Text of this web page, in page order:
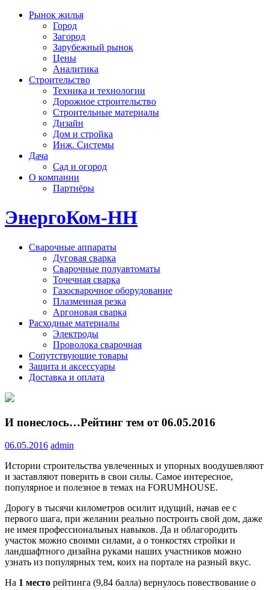
Рынок жилья
Город
Загород
Зарубежный рынок
Цены
Аналитика
Строительство
Техника и технологии
Дорожное строительство
Строительные материалы
Дизайн
Дом и стройка
Инж. Системы
Дача
Сад и огород
О компании
Партнёры
ЭнергоКом-НН
Сварочные аппараты
Дуговая сварка
Сварочные полуавтоматы
Точечная сварка
Газосварочное оборудование
Плазменная резка
Аргоновая сварка
Расходные материалы
Электроды
Проволока сварочная
Сопутствующие товары
Защита и аксессуары
Доставка и оплата
И понеслось…Рейтинг тем от 06.05.2016
06.05.2016 admin
Истории строительства увлеченных и упорных воодушевляют
и заставляют поверить в свои силы. Самое интересное,
популярное и полезное в темах на FORUMHOUSE.
Дорогу в тысячи километров осилит идущий, начав ее с
первого шага, при желании реально построить свой дом, даже
не имея профессиональных навыков. Да и облагородить
участок можно своими силами, а о тонкостях стройки и
ландшафтного дизайна руками наших участников можно
узнать из популярных тем, коих на портале на разный вкус.
На 1 место рейтинга (9,84 балла) вернулось повествование о